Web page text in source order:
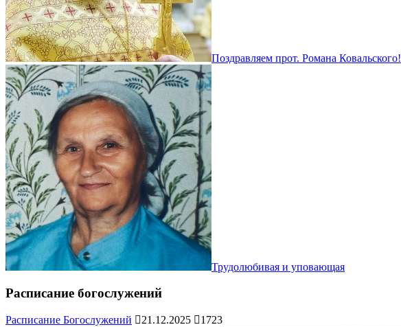
Поздравляем прот. Романа Ковальского!
Трудолюбивая и уповающая
Расписание богослужений
Расписание Богослужений 21.12.2025 1723